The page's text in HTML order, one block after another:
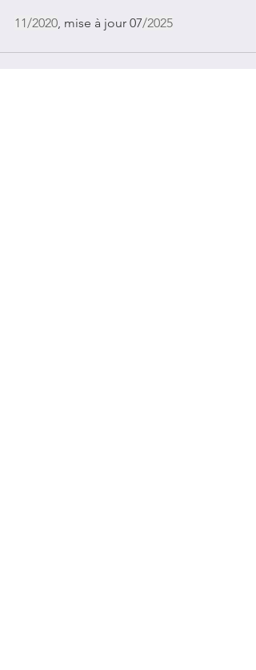
11/2020, mise à jour 07/2025